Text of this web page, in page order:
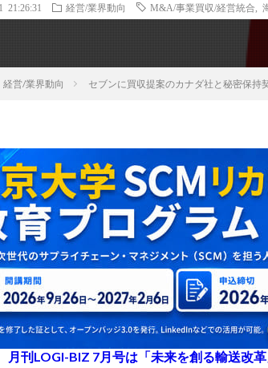
21:26:31 経営/業界動向 M&A/事業買収/経営統合
経営/業界動向 セブンに買収提案のカナダ社と秘密保持
月刊LOGI-BIZ 7月号は「未来を創る輸送改